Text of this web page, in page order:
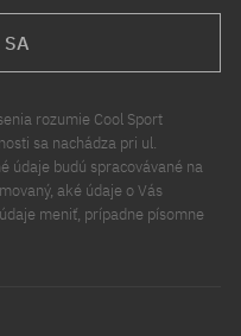
SA
rozumie Cool Sport
sa nachádza pri ul.
údaje budú spracovávané na
aké údaje o Vás
meniť, prípadne písomne